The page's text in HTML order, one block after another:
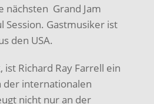
nächsten Grand Jam
Session. Gastmusiker ist
den USA.
Richard Ray Farrell ein
internationalen
nicht nur an der